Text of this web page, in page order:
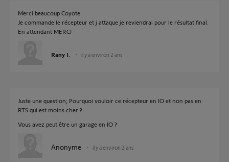
Merci beaucoup Coyote
Je commande le récepteur et j attaque je reviendrai pour le résultat final.
En attendant MERCI
Rany I. il y a environ 2 ans
Juste une question; Pourquoi vouloir ce récepteur en IO et non pas en
RTS qui est moins cher ?
Vous avez peut être un garage en IO ?
Anonyme il y a environ 2 ans